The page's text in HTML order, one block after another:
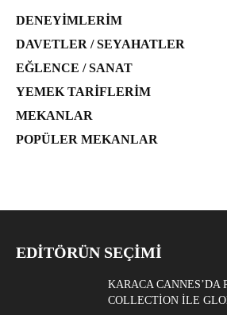
DENEYIMLERIM
DAVETLER / SEYAHATLER
EĞLENCE / SANAT
YEMEK TARIFLERIM
MEKANLAR
POPÜLER MEKANLAR
EDITÖRÜN SEÇIMI
KARACA CANNES’DA
COLLECTION ILE